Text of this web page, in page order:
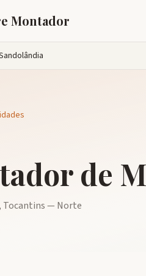
Montador
de
, Tocantins— Norte